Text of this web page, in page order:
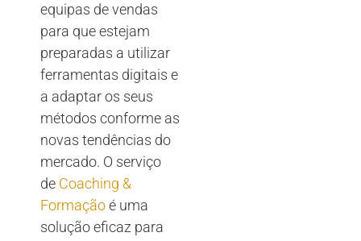
equipas de vendas
para que estejam
preparadas a utilizar
ferramentas digitais e
a adaptar os seus
métodos conforme as
novas tendências do
mercado. O serviço
de Coaching &
Formaçãoé uma
solução eficaz para